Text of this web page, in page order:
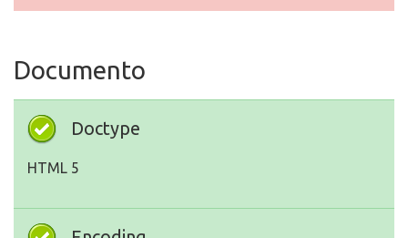
Documento
Doctype
HTML 5